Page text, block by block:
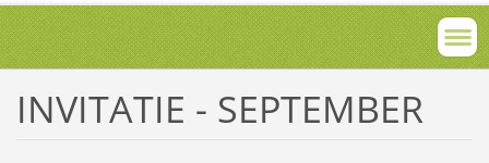
INVITATIE - SEPTEMBER